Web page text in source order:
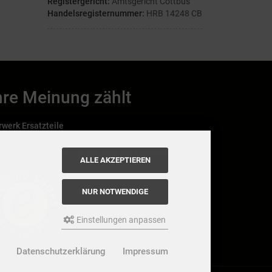
Handelsregisternummer: HRB 14248 CB
Meinung zählt
Ersatzteile
Trustedshops.de
ALLE AKZEPTIEREN
NUR NOTWENDIGE
Einstellungen anpassen
Datenschutzerklärung Impressum